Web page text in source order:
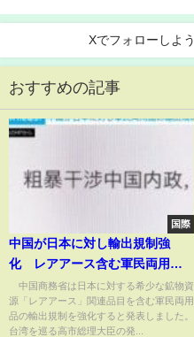
Xでフォローしよう
おすすめの記事
国際
中国が日本に対し輸出規制強
化 レアアース含む軍民両用
品 “高市発言”への対抗措置
(2026年1月6日)
中国商務省は日本に対する希少な鉱物資
源「レアアース」関連品目を含む軍民両用
品の輸出規制を強化すると発表しました。
台湾を巡る高市総理大臣の発...